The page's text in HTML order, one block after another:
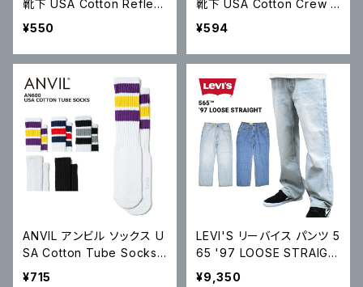
靴下 USA Cotton Reflect
or Line Quarter Socks
リフレクターライン AN400
¥550
靴下 USA Cotton Crew S
ocks USAコットン クルー
N500 メール便対応可
¥594
ANVIL アンビル ソックス U
SA Cotton Tube Socks
USAコットン チューブソック
¥715
LEVI'S リーバイス パンツ 5
65 '97 LOOSE STRAIGH
T DENIM PANT ルーズ ス
¥9,350